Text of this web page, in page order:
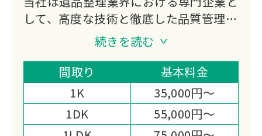
して、高度な技術と徹底した品質管理に
基づき、誠実かつ迅速なサービスを提供
ご遺族様の心情に配慮し、安全かつ安心
してご依頼いただける体制を整えており
ます。
地域社会に根ざし、信頼されるパートナ
続きを読む
間取り
基本料金
1K
35,000円～
1DK
55,000円～